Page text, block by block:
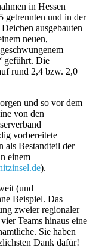
in Hessen
getrennten und in der
ausgebauten
neuen,
geführt. Die
rund 2,4 bzw. 2,0
und so vor dem
von den
vorbereitete
als Bestandteil der
einem
).
(und
Beispiel. Das
zweier regionaler
Teams hinaus eine
Sie haben
Dank dafür!